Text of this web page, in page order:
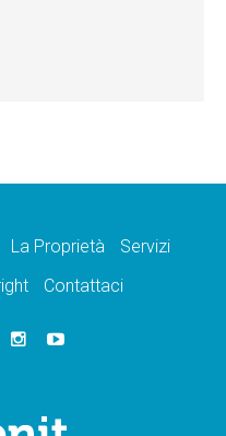
La Proprietà
Servizi
Contattaci